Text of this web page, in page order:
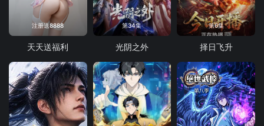
注册送8888
天天送福利
第34集
光阴之外
第6集
择日飞升